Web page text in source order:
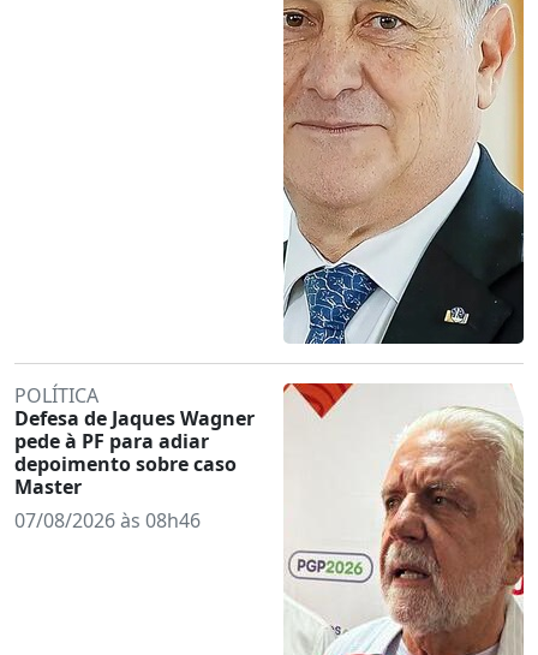
POLÍTICA
Defesa de Jaques Wagner
pede à PF para adiar
depoimento sobre caso
Master
07/08/2026 às 08h46